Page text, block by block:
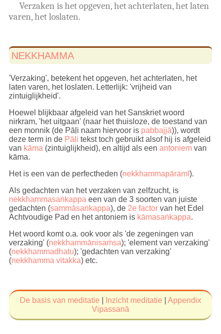
Verzaken is het opgeven, het achterlaten, het laten
varen, het loslaten.
NEKKHAMMA
'Verzaking', betekent het opgeven, het achterlaten, het
laten varen, het loslaten. Letterlijk: 'vrijheid van
zintuiglijkheid'.
Hoewel blijkbaar afgeleid van het Sanskriet woord
nirkram, 'het uitgaan' (naar het thuisloze, de toestand van
een monnik (de Pāḷi naam hiervoor is pabbajjā)), wordt
deze term in de Pāḷi tekst toch gebruikt alsof hij is afgeleid
van kāma (zintuiglijkheid), en altijd als een antoniemvan
kāma.
Het is een van de perfectheden (nekkhammapāramī).
Als gedachten van het verzaken van zelfzucht, is
nekkhammasaṅkappa een van de 3 soorten van juiste
gedachten (sammāsaṅkappa), de 2e factorvan het Edel
Achtvoudige Pad en het antoniem is kāmasaṅkappa.
Het woord komt o.a. ook voor als 'de zegeningen van
verzaking' (nekkhammānisaṁsa); 'element van verzaking'
(nekkhammadhatu); 'gedachten van verzaking'
(nekkhamma vitakka) etc.
De basis van meditatie Inzicht meditatie
Appendix
Vipassanā